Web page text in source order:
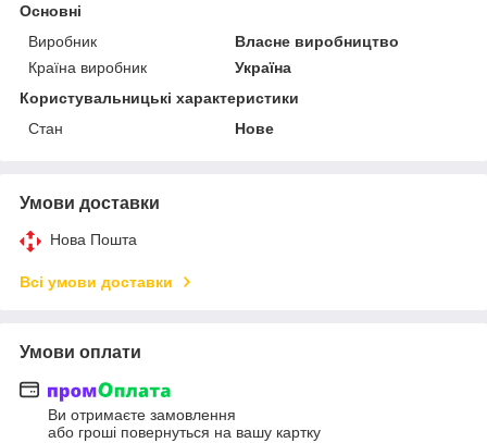
Основні
Виробник
Власне виробництво
Країна виробник
Україна
Користувальницькі характеристики
Стан
Нове
Умови доставки
Нова Пошта
Всі умови доставки
Умови оплати
Ви отримаєте замовлення
або гроші повернуться на вашу картку